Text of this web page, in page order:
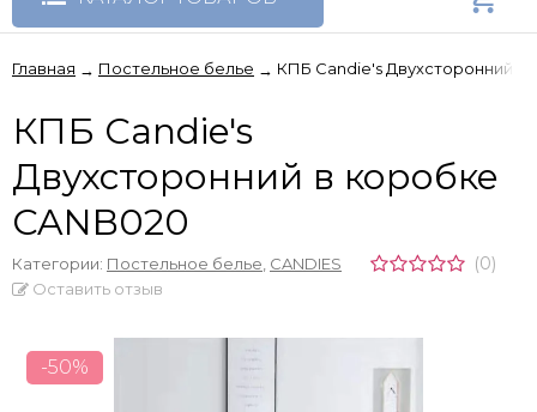
Главная → Постельное белье → КПБ Candie's Двухсторонний в
КПБ Candie's
Двухсторонний в коробке
CANB020
Категории: Постельное белье CANDIES (0)
Оставить отзыв
-50%